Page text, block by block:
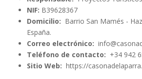
NIF: B39628367
Domicilio: Barrio San Mamés -
España.
Correo electrónico:
Teléfono de contacto: +34 942
Sitio Web: https://